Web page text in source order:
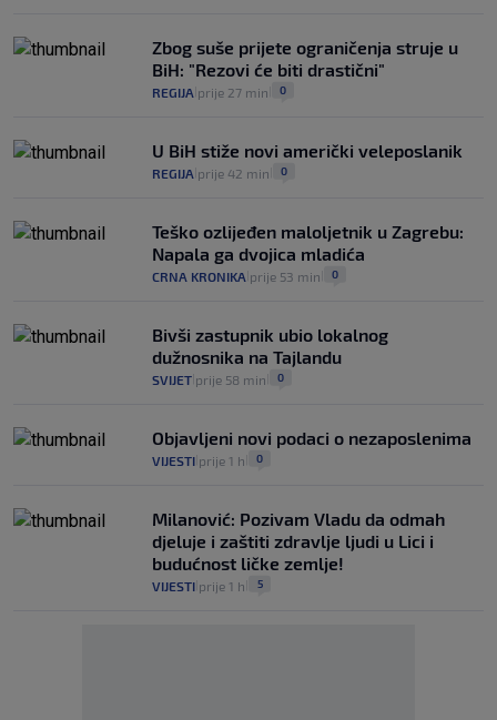
Zbog suše prijete ograničenja struje u
BiH: "Rezovi će biti drastični"
REGIJA prije 27 min 0
U BiH stiže novi američki veleposlanik
REGIJA prije 42 min 0
Teško ozlijeđen maloljetnik u Zagrebu:
Napala ga dvojica mladića
CRNA KRONIKA prije 53 min 0
Bivši zastupnik ubio lokalnog
dužnosnika na Tajlandu
SVIJET prije 58 min 0
Objavljeni novi podaci o nezaposlenima
VIJESTI prije 1 h 0
Milanović: Pozivam Vladu da odmah
djeluje i zaštiti zdravlje ljudi u Lici i
budućnost ličke zemlje!
VIJESTI prije 1 h 5